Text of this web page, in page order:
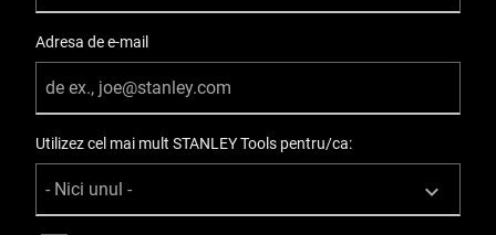
Adresa de e-mail
Utilizez cel mai mult STANLEY Tools pentru/ca: